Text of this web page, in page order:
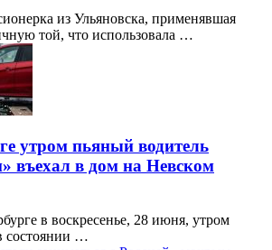
из Ульяновска, применявшая
той, что использовала …
утром пьяный водитель
въехал в дом на Невском
в воскресенье, 28 июня, утром
состоянии …